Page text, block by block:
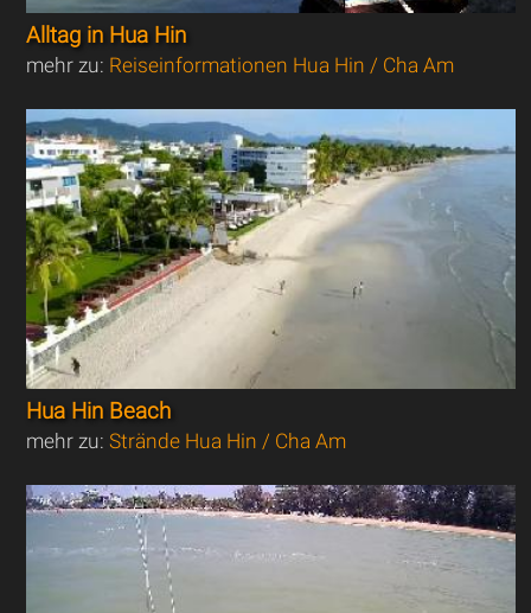
Alltag in Hua Hin
mehr zu: Reiseinformationen Hua Hin / Cha Am
Hua Hin Beach
mehr zu:Strände Hua Hin / Cha Am